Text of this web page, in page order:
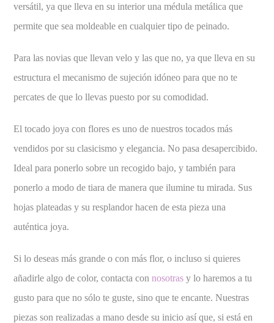
versátil, ya que lleva en su interior una médula metálica que
permite que sea moldeable en cualquier tipo de peinado.
Para las novias que llevan velo y las que no, ya que lleva en su
estructura el mecanismo de sujeción idóneo para que no te
percates de que lo llevas puesto por su comodidad.
El tocado joya con flores es uno de nuestros tocados más
vendidos por su clasicismo y elegancia. No pasa desapercibido.
Ideal para ponerlo sobre un recogido bajo, y también para
ponerlo a modo de tiara de manera que ilumine tu mirada. Sus
hojas plateadas y su resplandor hacen de esta pieza una
auténtica joya.
Si lo deseas más grande o con más flor, o incluso si quieres
añadirle algo de color, contacta connosotras y lo haremos a tu
gusto para que no sólo te guste, sino que te encante. Nuestras
piezas son realizadas a mano desde su inicio así que, si está en